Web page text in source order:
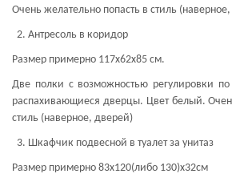
Очень желательно попасть в стиль
Антресоль в коридор
Размер примерно 117х62х85 см.
Две полки с возможностью регулировки
распахивающиеся дверцы. Цвет белый.
стиль (наверное, дверей)
Шкафчик подвесной в туалет за унитаз
Размер примерно 83х120(либо 130)х32см